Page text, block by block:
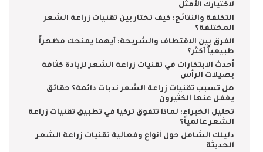
لاختيارك الأمثل
التكلفة والنتائج: كيف تختار بين تقنيات زراعة الشعر
المختلفة؟
الفرق بين الاقتطاف والشريحة: أيهما يمنحك مظهراً
طبيعياً أكثر؟
أحدث الابتكارات في تقنيات زراعة الشعر لزيادة كثافة
بصيلات الرأس
هل تسبب تقنيات زراعة الشعر ندبات دائمة؟ حقائق
يغفل عنها الكثيرون
تحليل الخبراء: لماذا تتفوق تركيا في تطبيق تقنيات زراعة
الشعر عالمياً؟
دليلك الشامل حول أنواع وفعالية تقنيات زراعة الشعر
الحديثة